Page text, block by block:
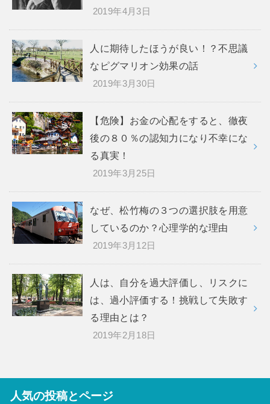
2019年4月3日
人に期待したほうが良い！？不思議
なピグマリオン効果の話
2019年3月30日
【危険】お金の心配をすると、徹夜
後の８０％の認知力になり不幸にな
る真実！
2019年3月25日
なぜ、松竹梅の３つの選択肢を用意
しているのか？心理学的な理由
2019年3月12日
人は、自分を過大評価し、リスクに
は、過小評価する！挑戦して失敗す
る理由とは？
2019年2月18日
人気の投稿とページ